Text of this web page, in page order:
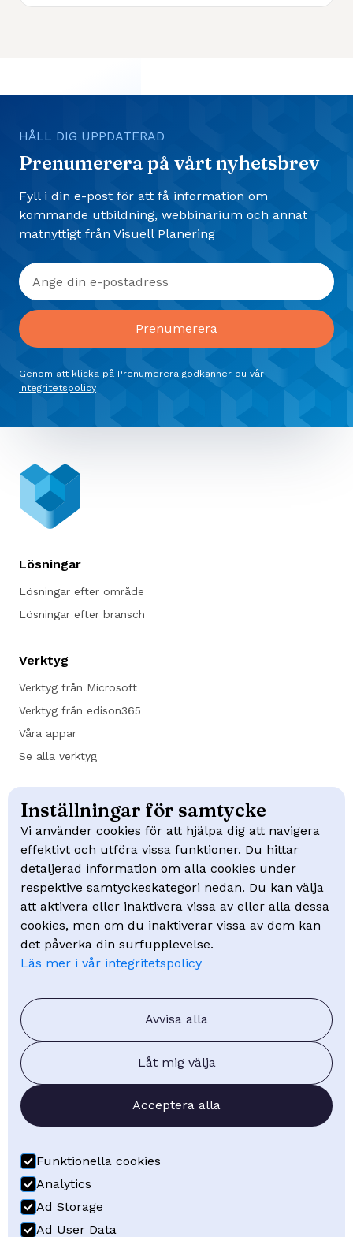
HÅLL DIG UPPDATERAD
Prenumerera på vårt nyhetsbrev
Fyll i din e-post för att få information om
kommande utbildning, webbinarium och annat
matnyttigt från Visuell Planering
Genom att klicka på Prenumerera godkänner du vår
integritetspolicy
Lösningar
Lösningar efter område
Lösningar efter bransch
Verktyg
Verktyg från Microsoft
Verktyg från edison365
Våra appar
Se alla verktyg
Kundcase
Trafikverket
NCC
Swep
Mölndal Energi
Kunskap
Kurser
FAQ - Vanliga frågor
Blogg
Om oss
Om Visuell Planering
Boka demo
Få offert
Inställningar för samtycke
Vi använder cookies för att hjälpa dig att navigera
effektivt och utföra vissa funktioner. Du hittar
detaljerad information om alla cookies under
respektive samtyckeskategori nedan. Du kan välja
att aktivera eller inaktivera vissa av eller alla dessa
cookies, men om du inaktiverar vissa av dem kan
det påverka din surfupplevelse.
Läs mer i vår integritetspolicy
Avvisa alla
Låt mig välja
Acceptera alla
Funktionella cookies
Analytics
Ad Storage
Ad User Data